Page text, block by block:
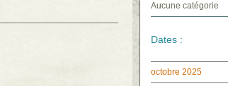
Aucune catégorie
Dates :
octobre 2025